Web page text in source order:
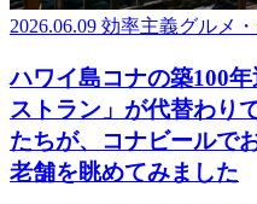
2026.06.09 効率主義グルメ
ハワイ島コナの築100
ストラン」が代替わり
たちが、コナビールで
老舗を眺めてみました